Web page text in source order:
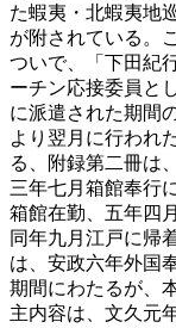
た蝦夷・北蝦夷地
が附されている。
ついで、「下田紀
ーチン応接委員と
に派遣された期間
より翌月に行われ
る、附録第二冊は
三年七月箱館奉行
箱館在勤、五年四
同年九月江戸に帰
は、安政六年外国
期間にわたるが、
主内容は、文久元